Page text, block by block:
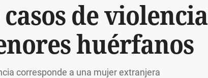
de violencia
huérfanos
corresponde a una mujer extranjera